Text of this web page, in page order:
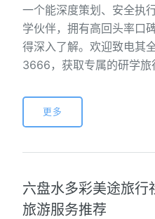
一个能深度策划、安全执
学伙伴，拥有高回头率口
得深入了解。欢迎致电其
3666，获取专属的研学旅
更多
六盘水多彩美途旅行
旅游服务推荐